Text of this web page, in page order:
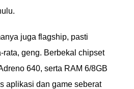
juga flagship, pasti
rata, geng. Berbekal chipset
640, serta RAM 6/8GB
aplikasi dan game seberat